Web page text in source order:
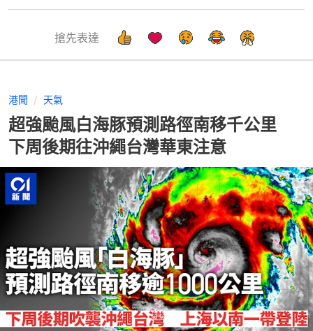
搶先表達
港聞 天氣
超強颱風白海豚預測路徑南移千公里
下周後期往沖繩台灣華東注意